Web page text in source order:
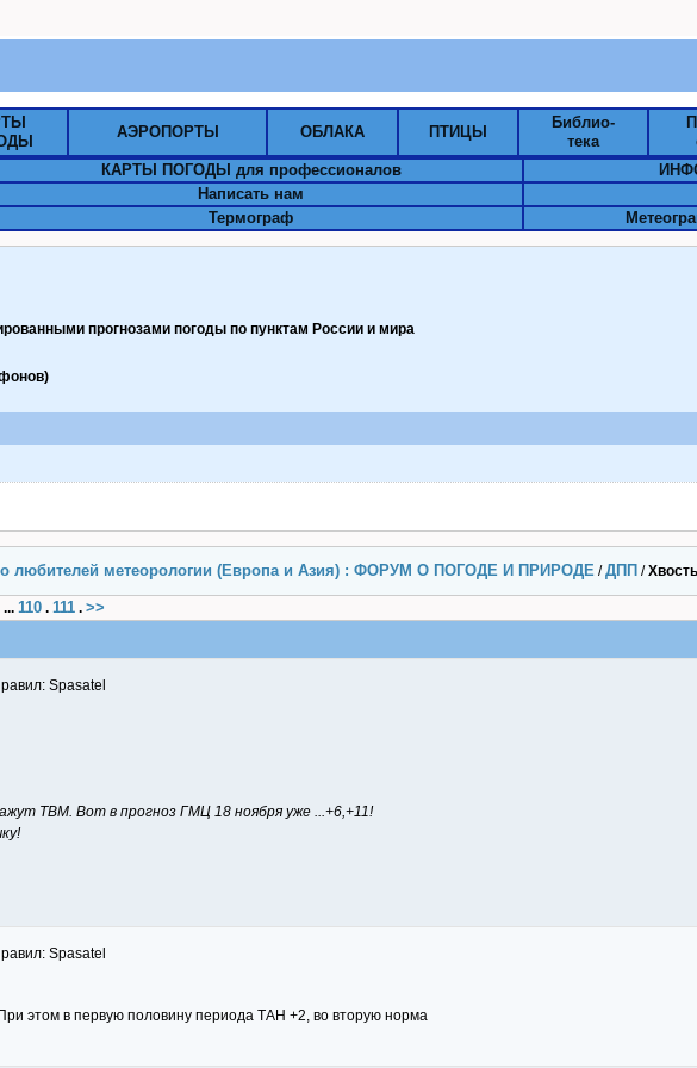
АЭРОПОРТЫ ОБЛАКА ПТИЦЫ
Библио-
тека
КАРТЫ ПОГОДЫ для профессионалов
Написать нам
Термограф
прогнозами погоды по пунктам Pоссии и мира
любителей метеорологии (Европа и Азия) : ФОРУМ О ПОГОДЕ И ПРИРОДЕ /ДПП /
... 110 . 111 . >>
Spasatel
ТВМ. Вот в прогноз ГМЦ 18 ноября уже ...+6,+11!
Spasatel
этом в первую половину периода ТАН +2, во вторую норма